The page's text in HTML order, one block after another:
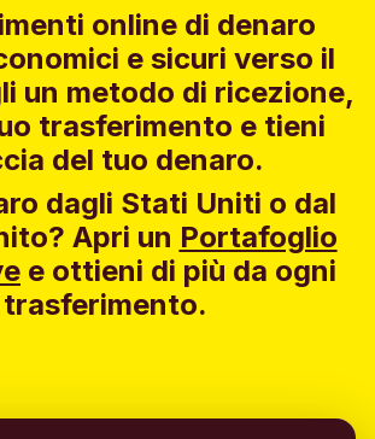
online di denaro
e sicuri verso il
un metodo di ricezione,
trasferimento e tieni
del tuo denaro.
dagli Stati Uniti o dal
Apri un Portafoglio
e ottieni di più da ogni
trasferimento.